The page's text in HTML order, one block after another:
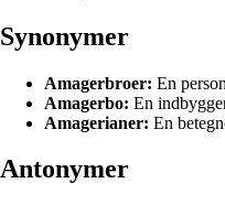
Synonymer
Amagerbroer: En
Amagerbo: En
Amagerianer: En
Antonymer